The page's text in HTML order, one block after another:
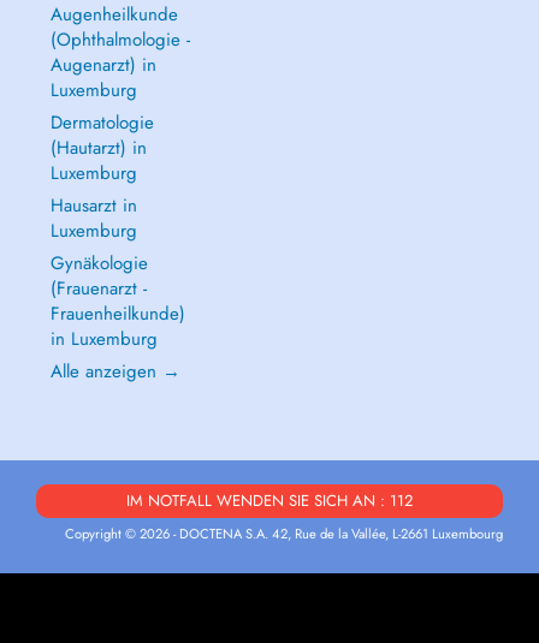
Augenheilkunde
(Ophthalmologie -
Augenarzt) in
Luxemburg
Dermatologie
(Hautarzt) in
Luxemburg
Hausarzt in
Luxemburg
Gynäkologie
(Frauenarzt -
Frauenheilkunde)
in Luxemburg
Alle anzeigen →
IM NOTFALL WENDEN SIE SICH AN : 112
Copyright © 2026 - DOCTENA S.A. 42, Rue de la Vallée, L-2661 Luxembourg